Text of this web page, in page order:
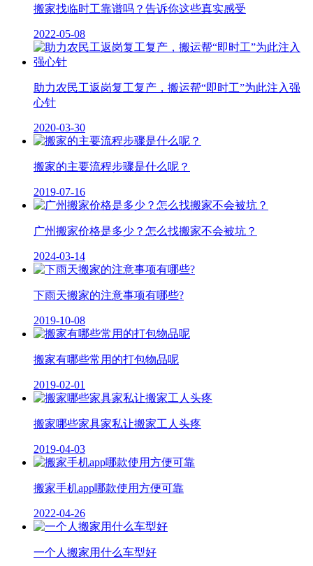
搬家找临时工靠谱吗？告诉你这些真实感受
2022-05-08
助力农民工返岗复工复产，搬运帮“即时工”为此注入强
心针
2020-03-30
搬家的主要流程步骤是什么呢？
2019-07-16
广州搬家价格是多少？怎么找搬家不会被坑？
2024-03-14
下雨天搬家的注意事项有哪些?
2019-10-08
搬家有哪些常用的打包物品呢
2019-02-01
搬家哪些家具家私让搬家工人头疼
2019-04-03
搬家手机app哪款使用方便可靠
2022-04-26
一个人搬家用什么车型好